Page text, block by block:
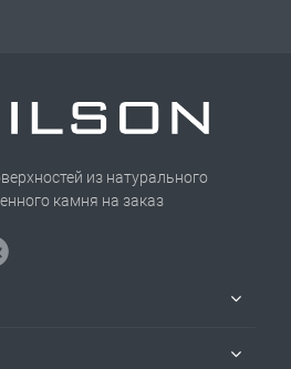
из натурального
камня на заказ